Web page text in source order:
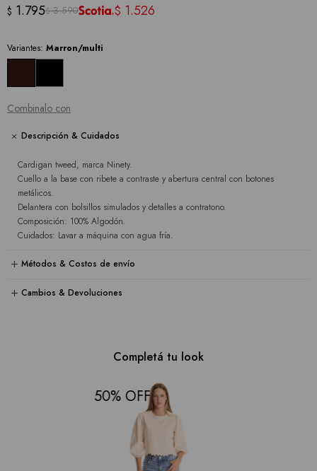
$ 1.795$ 3.590 $ 1.526
Variantes: Marron/multi
Combinalo con
Descripción & Cuidados
Cardigan tweed, marca Ninety.
Cuello a la base con ribete a contraste y abertura central con botones
metálicos.
Delantera con bolsillos simulados y detalles a contratono.
Composición: 100% Algodón.
Cuidados: Lavar a máquina con agua fría.
Métodos & Costos de envío
Cambios & Devoluciones
Completá tu look
50